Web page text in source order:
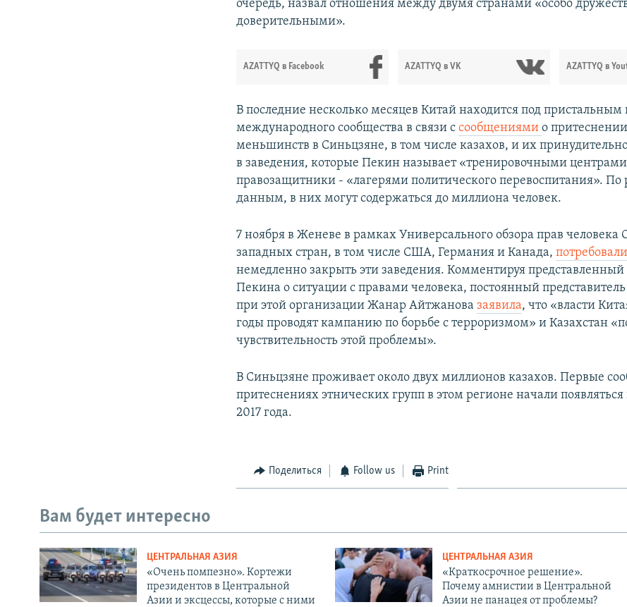
очередь, назвал отношения между двумя странами «особо
доверительными».
AZATTYQ в Facebook AZATTYQ в VK AZATTYQ в
В последние несколько месяцев Китай находится под
международного сообщества в связи ссообщениямио
меньшинств в Синьцзяне, в том числе казахов, и их
в заведения, которые Пекин называет «тренировочными
правозащитники - «лагерями политического перевоспитания».
данным, в них могут содержаться до миллиона человек.
7 ноября в Женеве в рамках Универсального обзора прав человека
западных стран, в том числе США, Германия и Канада,потребовали
немедленно закрыть эти заведения. Комментируя
Пекина о ситуации с правами человека, постоянный представитель
при этой организации Жанар Айтжановазаявила, что «власти
годы проводят кампанию по борьбе с терроризмом» и Казахстан
чувствительность этой проблемы».
В Синьцзяне проживает около двух миллионов казахов. Первые
притеснениях этнических групп в этом регионе начали появляться
2017 года.
Поделиться Follow us Print
Вам будет интересно
ЦЕНТРАЛЬНАЯ АЗИЯ
«Очень помпезно». Кортежи
президентов в Центральной
Азии и эксцессы, которые с ними
ЦЕНТРАЛЬНАЯ АЗИЯ
«Краткосрочное решение».
Почему амнистии в Центральной
Азии не панацея от проблемы?